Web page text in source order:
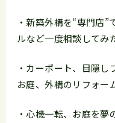
・新築外構を“専門店
ルなど一度相談してみ
・カーポート、目隠し
お庭、外構のリフォー
・心機一転、お庭を